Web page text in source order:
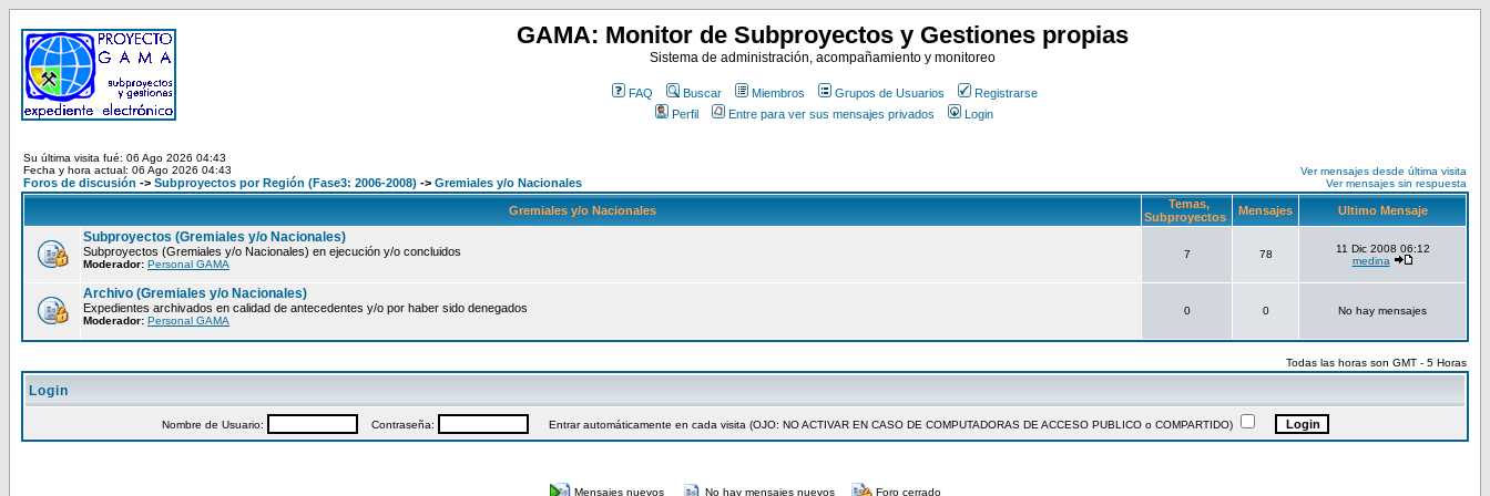
GAMA: Monitor de Subproyectos y Gestiones propias
Sistema de administración, acompañamiento y monitoreo
FAQ Buscar Miembros Grupos de Usuarios
Registrarse
Perfil
Entre para ver sus mensajes privados Login
Su última visita fué: 06 Ago 2026 04:43
Fecha y hora actual: 06 Ago 2026 04:43
Foros de discusión -> Subproyectos por Región (Fase3: 2006-2008) -> Gremiales y/o Nacionales
Ver mensajes desde última visita
Ver mensajes sin respuesta
Gremiales y/o Nacionales
Temas,
Subproyectos
Mensajes Ultimo Mensaje
Subproyectos (Gremiales y/o Nacionales)
Subproyectos (Gremiales y/o Nacionales) en ejecución y/o concluidos
Moderador: Personal GAMA
7 78
11 Dic 2008 06:12
medina
Archivo (Gremiales y/o Nacionales)
Expedientes archivados en calidad de antecedentes y/o por haber sido denegados
Moderador: Personal GAMA
0 0 No hay mensajes
Todas las horas son GMT - 5 Horas
Login
Nombre de Usuario: Contraseña: Entrar automáticamente en cada visita (OJO: NO ACTIVAR EN CASO DE COMPUTADORAS DE ACCESO PUBLICO o COMPARTIDO)
Mensajes nuevos No hay mensajes nuevos Foro cerrado